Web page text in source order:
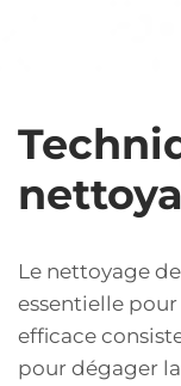
Le nettoyage
essentielle
efficace
pour dégager